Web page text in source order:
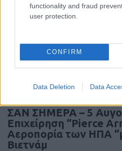
functionality and fraud
user protection.
CONFIRM
Data Deletion Data
Η Τουρκική αμυντική
εξαπλώνεται στη
Εκουαδόρ, Κολομβία,
20:20
ΣΑΝ ΣΗΜΕΡΑ – 5
Επιχείρηση “Pierce
Αεροπορία των ΗΠΑ
Βιετνάμ